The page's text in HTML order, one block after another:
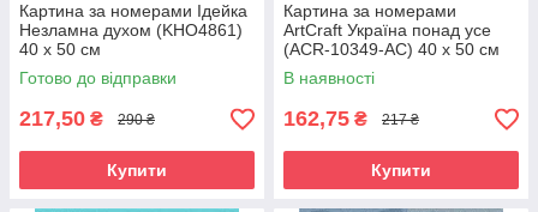
Картина за номерами Ідейка
Незламна духом (KHO4861)
40 х 50 см
Готово до відправки
217,50 ₴ 290 ₴
Купити
Картина за номерами
ArtCraft Україна понад усе
(ACR-10349-AC) 40 х 50 см
В наявності
162,75 ₴ 217 ₴
Купити